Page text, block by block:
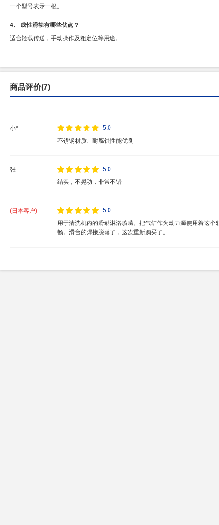
一个型号表示一根。
4、 线性滑轨有哪些优点？
适合轻载传送，手动操作及粗定位等用途。
商品评价(7)
小*
5.0
不锈钢材质、耐腐蚀性能优良
张
5.0
结实，不晃动，非常不错
(日本客户)
5.0
用于清洗机内的滑动淋浴喷嘴。把气缸作为动力源使用着这个
畅。滑台的焊接脱落了，这次重新购买了。